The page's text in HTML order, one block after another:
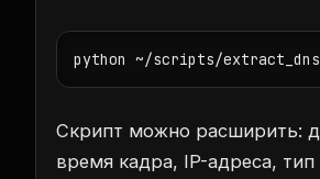
python ~/scripts/
Скрипт можно расширить:
время кадра, IP-адреса, тип